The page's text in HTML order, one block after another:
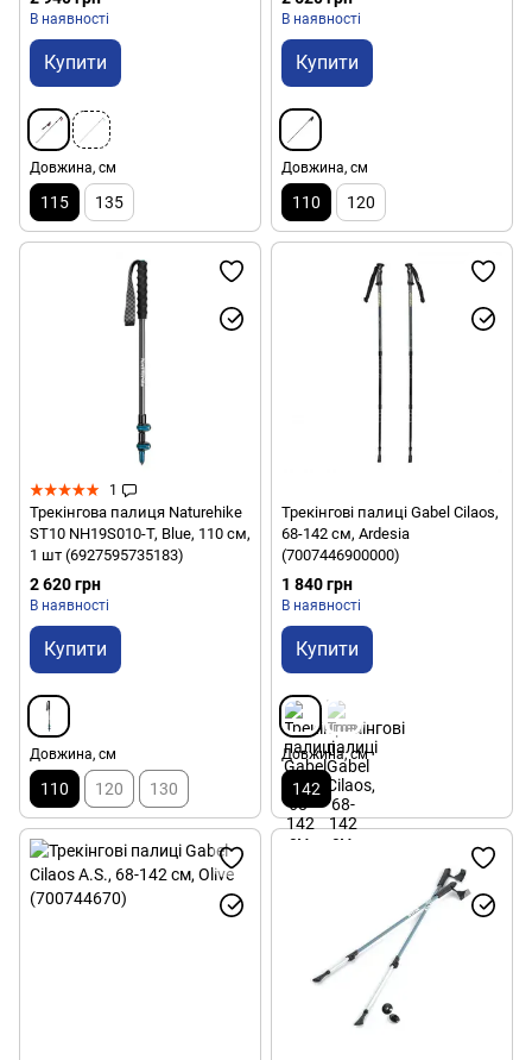
В наявності
Купити
Довжина, см
115 135
В наявності
Купити
Довжина, см
110 120
1
Трекінгова палиця Naturehike
ST10 NH19S010-T, Blue, 110 см,
1 шт (6927595735183)
2 620 грн
В наявності
Купити
Довжина, см
110 120 130
Трекінгові палиці Gabel Cilaos,
68-142 см, Ardesia
(7007446900000)
1 840 грн
В наявності
Купити
Довжина, см
142